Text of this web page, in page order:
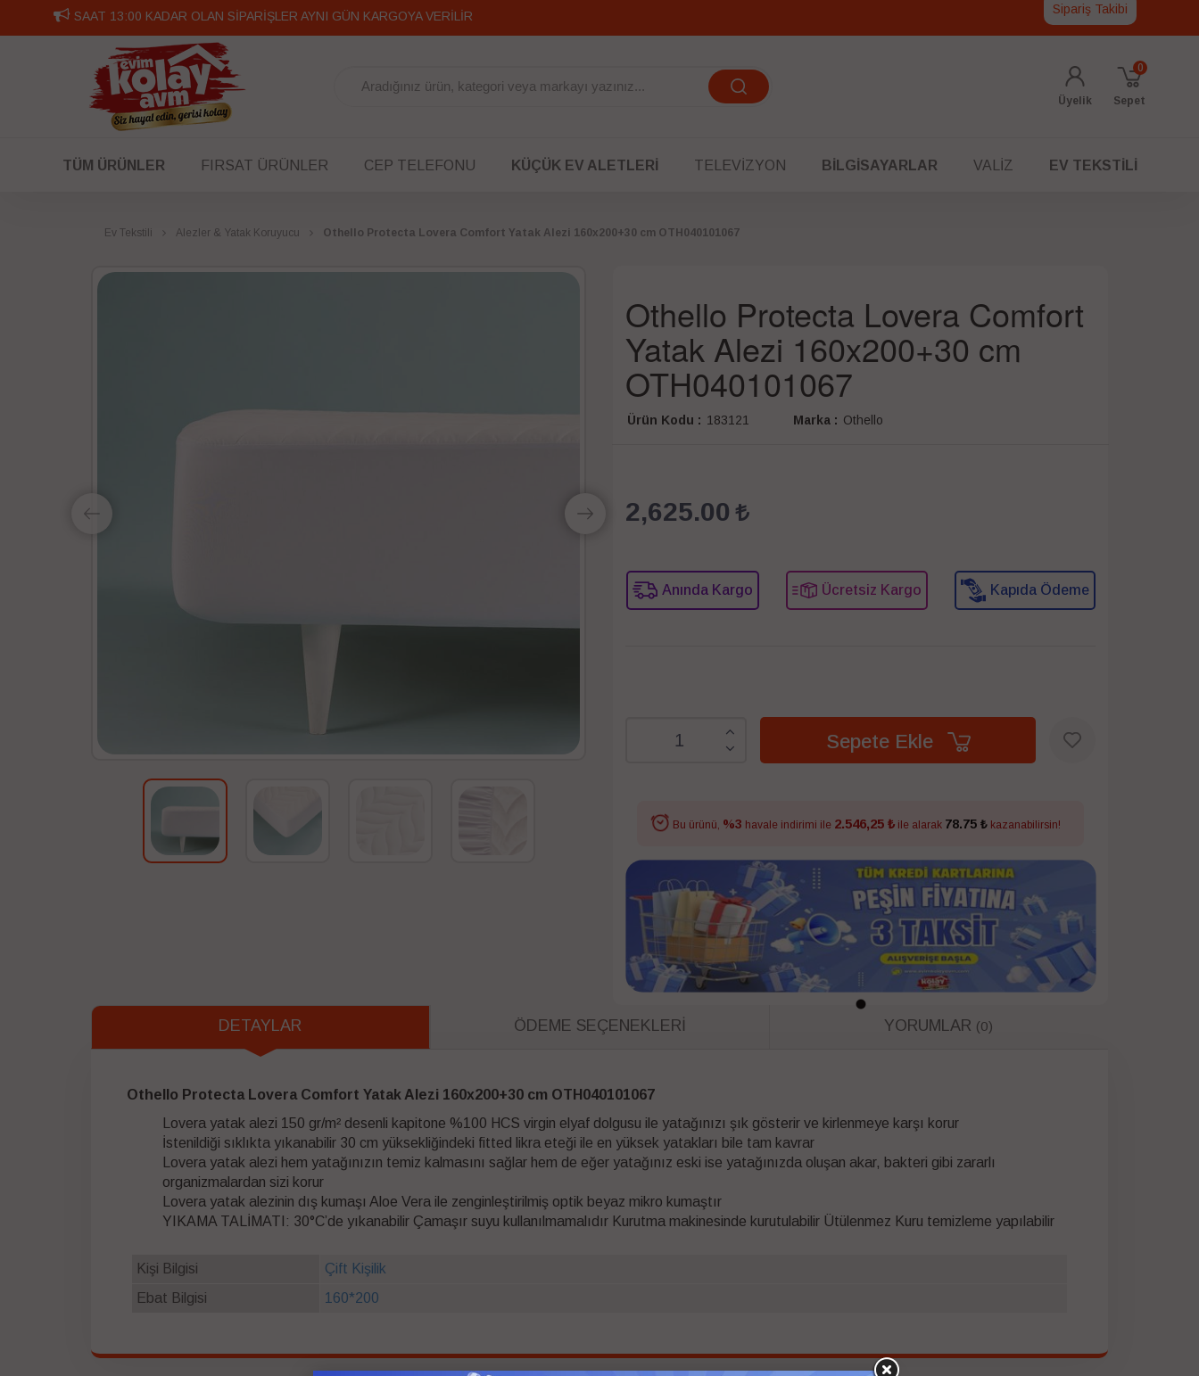
SAAT 13:00 KADAR OLAN SİPARİŞLER AYNI GÜN KARGOYA VERİLİR Sipariş Takibi
Üyelik Sepet
0
TÜM ÜRÜNLER FIRSAT ÜRÜNLER CEP TELEFONU KÜÇÜK EV ALETLERI TELEVIZYON BILGISAYARLAR VALIZ EV TEKSTILI
Ev Tekstili Alezler & Yatak Koruyucu Othello Protecta Lovera Comfort Yatak Alezi 160x200+30 cm OTH040101067
Othello Protecta Lovera Comfort
Yatak Alezi 160x200+30 cm
OTH040101067
Ürün Kodu : 183121 Marka : Othello
2,625.00
Anında Kargo Ücretsiz Kargo Kapıda Ödeme
Sepete Ekle
Bu ürünü, %3 havale indirimi ile 2.546,25 ₺ ile alarak 78.75 ₺ kazanabilirsin!
DETAYLAR ÖDEME SEÇENEKLERI YORUMLAR (0)
Othello Protecta Lovera Comfort Yatak Alezi 160x200+30 cm OTH040101067
Lovera yatak alezi 150 gr/m² desenli kapitone %100 HCS virgin elyaf dolgusu ile yatağınızı şık gösterir ve kirlenmeye karşı korur
İstenildiği sıklıkta yıkanabilir 30 cm yüksekliğindeki fitted likra eteği ile en yüksek yatakları bile tam kavrar
Lovera yatak alezi hem yatağınızın temiz kalmasını sağlar hem de eğer yatağınız eski ise yatağınızda oluşan akar, bakteri gibi zararlı
organizmalardan sizi korur
Lovera yatak alezinin dış kumaşı Aloe Vera ile zenginleştirilmiş optik beyaz mikro kumaştır
YIKAMA TALİMATI: 30°C’de yıkanabilir Çamaşır suyu kullanılmamalıdır Kurutma makinesinde kurutulabilir Ütülenmez Kuru temizleme yapılabilir
Kişi Bilgisi
Çift Kişilik
Ebat Bilgisi
160*200